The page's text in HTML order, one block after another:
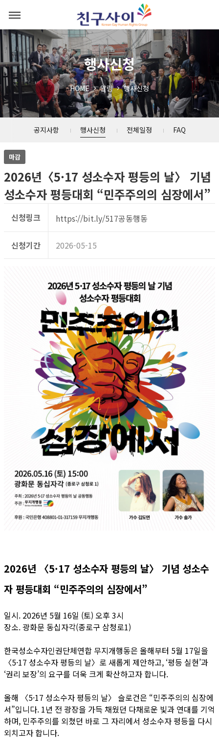
행사신청
HOME 알림 행사신청
공지사항 행사신청 전체일정 FAQ
마감
2026년〈5·17 성소수자 평등의 날〉 기념
성소수자 평등대회 “민주주의의 심장에서”
신청링크 https://bit.ly/517공동행동
신청기간 2026-05-15
2026년 〈5·17 성소수자 평등의 날〉 기념 성소수
자 평등대회 “민주주의의 심장에서”
일시. 2026년 5월 16일 (토) 오후 3시
장소. 광화문 동십자각(종로구 삼청로1)
한국성소수자인권단체연합 무지개행동은 올해부터 5월 17일을
〈5·17 성소수자 평등의 날〉로 새롭게 제안하고, ‘평등 실현’과
‘권리 보장’의 요구를 더욱 크게 확산하고자 합니다.
올해 〈5·17 성소수자 평등의 날〉 슬로건은 “민주주의의 심장에
서”입니다. 1년 전 광장을 가득 채웠던 다채로운 빛과 연대를 기억
하며, 민주주의를 외쳤던 바로 그 자리에서 성소수자 평등을 다시
외치고자 합니다.